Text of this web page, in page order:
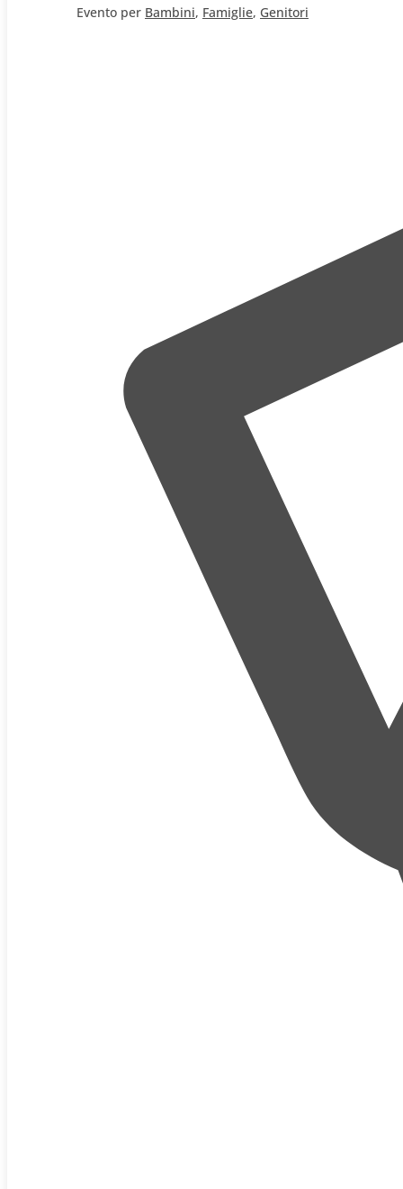
Evento per Bambini, Famiglie, Genitori